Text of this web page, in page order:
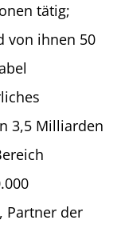
tätig;
von ihnen 50
3,5 Milliarden
, Partner der